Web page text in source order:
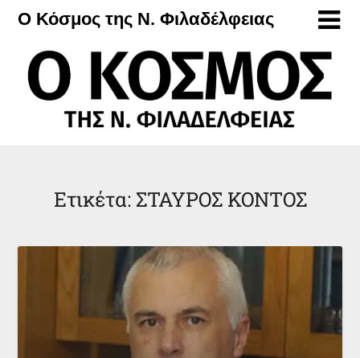
Μετάβαση
περιεχόμενο
Ο Κόσμος της Ν. Φιλαδέλφειας
Ετικέτα: ΣΤΑΥΡΟΣ ΚΟΝΤΟΣ